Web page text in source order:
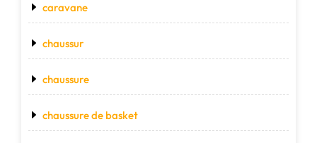
caravane
chaussur
chaussure
chaussure de basket